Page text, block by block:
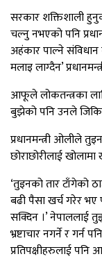
सरकार शक्तिशाली
चल्नु नभएको पनि
अहंकार पाल्ने
मलाइ लाग्दैन’
आफूले लोकतन्त्रका
बुझेको पनि उनले
प्रधानमन्त्री ओलीले
छोराछोरीलाई
‘तुइनको तार टाँगेको
बढी पैसा खर्च गरेर भए
सक्दिन ।’ नेपाललाई
भ्रष्टाचार नगर्ने र गर्न
प्रतिपक्षीहरुलाई पनि